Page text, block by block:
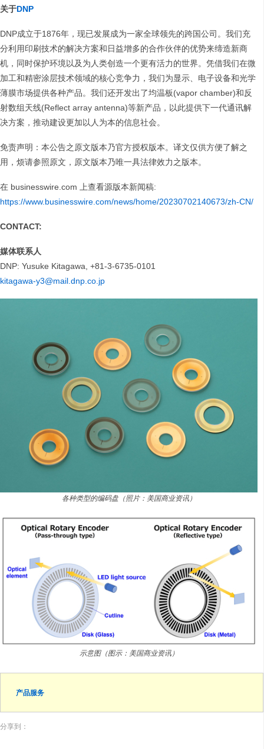
关于DNP
DNP成立于1876年，现已发展成为一家全球领先的跨国公司。我们充
分利用印刷技术的解决方案和日益增多的合作伙伴的优势来缔造新商
机，同时保护环境以及为人类创造一个更有活力的世界。凭借我们在微
加工和精密涂层技术领域的核心竞争力，我们为显示、电子设备和光学
薄膜市场提供各种产品。我们还开发出了均温板(vapor chamber)和反
射数组天线(Reflect array antenna)等新产品，以此提供下一代通讯解
决方案，推动建设更加以人为本的信息社会。
免责声明：本公告之原文版本乃官方授权版本。译文仅供方便了解之
用，烦请参照原文，原文版本乃唯一具法律效力之版本。
在 businesswire.com 上查看源版本新闻稿:
https://www.businesswire.com/news/home/20230702140673/zh-CN/
CONTACT:
媒体联系人
DNP: Yusuke Kitagawa, +81-3-6735-0101
kitagawa-y3@mail.dnp.co.jp
各种类型的编码盘（照片：美国商业资讯）
示意图（图示：美国商业资讯）
产品服务
分享到：